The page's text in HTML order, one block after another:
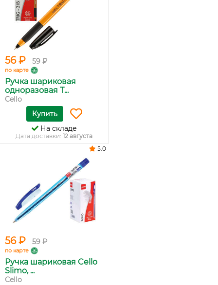
56 ₽ 59 ₽
по карте
Ручка шариковая
одноразовая T...
Cello
Купить
На складе
Дата доставки: 12 августа
56 ₽ 59 ₽
по карте
Ручка шариковая Cello
Slimo, ...
Cello
5.0